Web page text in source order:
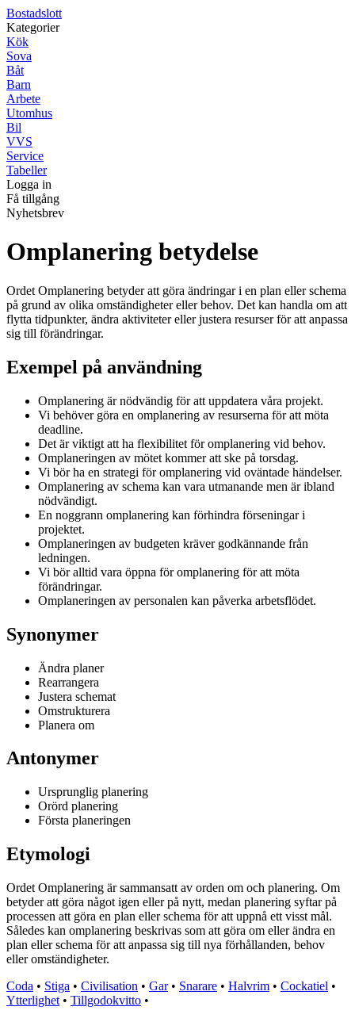
Bostadslott
Kategorier
Kök
Sova
Båt
Barn
Arbete
Utomhus
Bil
VVS
Service
Tabeller
Logga in
Få tillgång
Nyhetsbrev
Omplanering betydelse
Ordet Omplanering betyder att göra ändringar i en plan eller schema
på grund av olika omständigheter eller behov. Det kan handla om att
flytta tidpunkter, ändra aktiviteter eller justera resurser för att anpassa
sig till förändringar.
Exempel på användning
Omplanering är nödvändig för att uppdatera våra projekt.
Vi behöver göra en omplanering av resurserna för att möta
deadline.
Det är viktigt att ha flexibilitet för omplanering vid behov.
Omplaneringen av mötet kommer att ske på torsdag.
Vi bör ha en strategi för omplanering vid oväntade händelser.
Omplanering av schema kan vara utmanande men är ibland
nödvändigt.
En noggrann omplanering kan förhindra förseningar i
projektet.
Omplaneringen av budgeten kräver godkännande från
ledningen.
Vi bör alltid vara öppna för omplanering för att möta
förändringar.
Omplaneringen av personalen kan påverka arbetsflödet.
Synonymer
Ändra planer
Rearrangera
Justera schemat
Omstrukturera
Planera om
Antonymer
Ursprunglig planering
Orörd planering
Första planeringen
Etymologi
Ordet Omplanering är sammansatt av orden om och planering. Om
betyder att göra något igen eller på nytt, medan planering syftar på
processen att göra en plan eller schema för att uppnå ett visst mål.
Således kan omplanering beskrivas som att göra om eller ändra en
plan eller schema för att anpassa sig till nya förhållanden, behov
eller omständigheter.
Coda • Stiga • Civilisation • Gar• Snarare • Halvrim • Cockatiel •
Ytterlighet • Tillgodokvitto •